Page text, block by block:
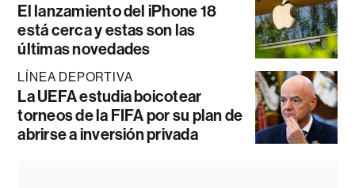
El lanzamiento del iPhone 18
está cerca y estas son las
últimas novedades
LÍNEA DEPORTIVA
La UEFA estudia boicotear
torneos de la FIFA por su plan de
abrirse a inversión privada